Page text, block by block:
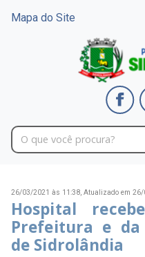
Mapa do Site
26/03/2021 às 11:38, Atualizado em
Hospital
Prefeitura e da
de Sidrolândia